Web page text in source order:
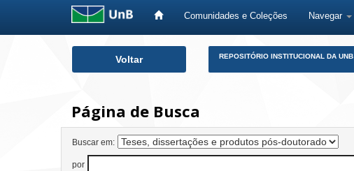
Comunidades e Coleções Navegar
Voltar REPOSITÓRIO INSTITUCIONAL DA UNB
Página de Busca
Buscar em:
por